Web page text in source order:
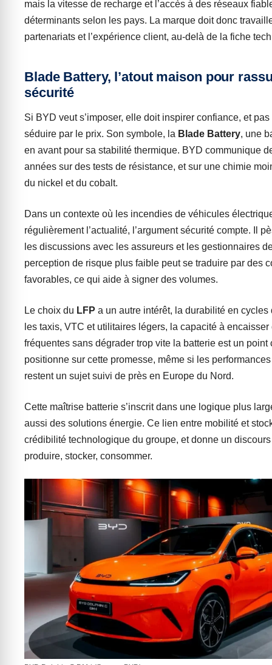
mais la vitesse de recharge et l’accès à des réseaux
déterminants selon les pays. La marque doit donc
partenariats et l’expérience client, au-delà de la fiche
Blade Battery, l’atout maison pour
sécurité
Si BYD veut s’imposer, elle doit inspirer confiance, et
séduire par le prix. Son symbole, la Blade Battery, une
en avant pour sa stabilité thermique. BYD communique
années sur des tests de résistance, et sur une chimie
du nickel et du cobalt.
Dans un contexte où les incendies de véhicules
régulièrement l’actualité, l’argument sécurité compte. Il
les discussions avec les assureurs et les gestionnaires
perception de risque plus faible peut se traduire par des
favorables, ce qui aide à signer des volumes.
Le choix du LFP a un autre intérêt, la durabilité en cycles
les taxis, VTC et utilitaires légers, la capacité à
fréquentes sans dégrader trop vite la batterie est un point
positionne sur cette promesse, même si les
restent un sujet suivi de près en Europe du Nord.
Cette maîtrise batterie s’inscrit dans une logique plus
aussi des solutions énergie. Ce lien entre mobilité et
crédibilité technologique du groupe, et donne un
produire, stocker, consommer.